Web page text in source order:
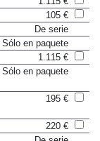
1.115 €
105 €
De serie
Sólo en paquete
1.115 €
220 €